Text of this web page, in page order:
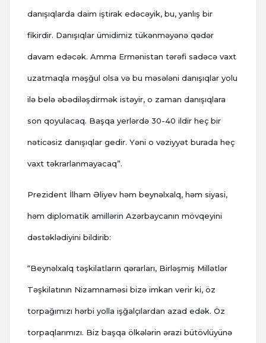
danışıqlarda daim iştirak edəcəyik, bu, yanlış bir
fikirdir. Danışıqlar ümidimiz tükənməyənə qədər
davam edəcək. Amma Ermənistan tərəfi sadəcə vaxt
uzatmaqla məşğul olsa və bu məsələni danışıqlar yolu
ilə belə əbədiləşdirmək istəyir, o zaman danışıqlara
son qoyulacaq. Başqa yerlərdə 30-40 ildir heç bir
nəticəsiz danışıqlar gedir. Yəni o vəziyyət burada heç
vaxt təkrarlanmayacaq”.
Prezident İlham Əliyev həm beynəlxalq, həm siyasi,
həm diplomatik amillərin Azərbaycanın mövqeyini
dəstəklədiyini bildirib:
“Beynəlxalq təşkilatların qərarları, Birləşmiş Millətlər
Təşkilatının Nizamnaməsi bizə imkan verir ki, öz
torpağımızı hərbi yolla işğalçılardan azad edək. Öz
torpaqlarımızı. Biz başqa ölkələrin ərazi bütövlüyünə